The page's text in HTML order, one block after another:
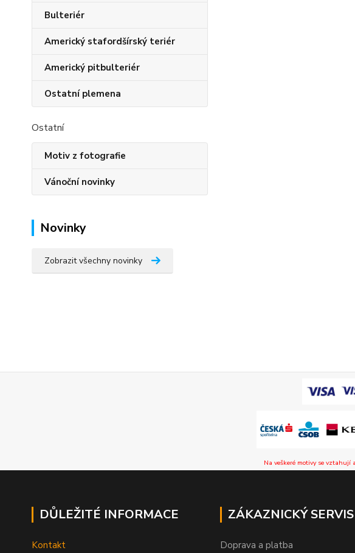
Bulteriér
Americký stafordšírský teriér
Americký pitbulteriér
Ostatní plemena
Ostatní
Motiv z fotografie
Vánoční novinky
Novinky
Zobrazit všechny novinky
Na veškeré motivy se
DŮLEŽITÉ INFORMACE
Kontakt
ZÁKAZNICKÝ SERVIS
Doprava a platba